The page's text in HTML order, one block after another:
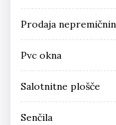
Prodaja nepremičnin
Pvc okna
Salotnitne plošče
Senčila